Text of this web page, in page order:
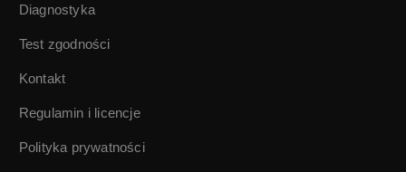
Diagnostyka
Test zgodności
Kontakt
Regulamin i licencje
Polityka prywatności